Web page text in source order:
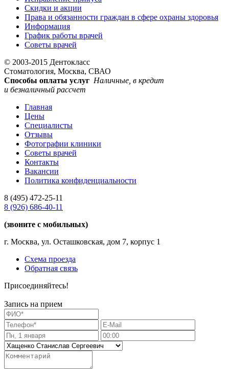
Скидки и акции
Права и обязанности граждан в сфере охраны здоровья
Информация
График работы врачей
Советы врачей
© 2003-2015 Дентокласс
Стоматология, Москва, СВАО
Способы оплаты услуг Наличные, в кредит
и безналичный рассчет
Главная
Цены
Специалисты
Отзывы
Фотографии клиники
Советы врачей
Контакты
Вакансии
Политика конфиденциальности
8 (495) 472-25-11
8 (926) 686-40-11
(звоните с мобильных)
г. Москва, ул. Осташковская, дом 7, корпус 1
Схема проезда
Обратная связь
Присоединяйтесь!
Запись на прием